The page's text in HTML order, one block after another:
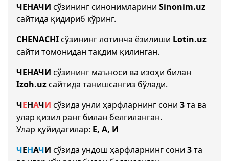
ЧЕНАЧИ сўзининг синонимларини Sinonim.uz
сайтида қидириб кўринг.
CHENACHIсўзининг лотинча ёзилиши Lotin.uz
сайти томонидан тақдим қилинган.
ЧЕНАЧИ сўзининг маъноси ва изоҳи билан
Izoh.uzсайтида танишсангиз бўлади.
ЧЕНАЧИ сўзида унли ҳарфларнинг сони 3та ва
улар қизил ранг билан белгиланган.
Улар қуйидагилар: Е, А, И
ЧЕНАЧИ сўзида ундош ҳарфларнинг сони 3та